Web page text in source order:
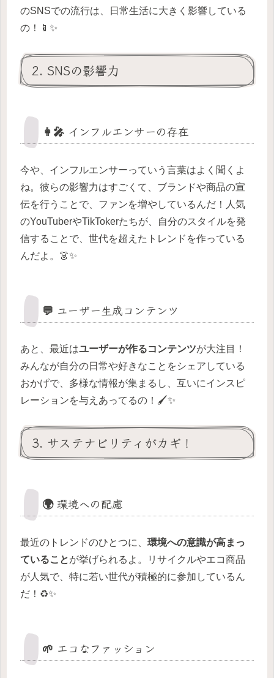
のSNSでの流行は、日常生活に大きく影響している
の！📱✨
2. SNSの影響力
👩‍🎤 インフルエンサーの存在
今や、インフルエンサーっていう言葉はよく聞くよ
ね。彼らの影響力はすごくて、ブランドや商品の宣
伝を行うことで、ファンを増やしているんだ！人気
のYouTuberやTikTokerたちが、自分のスタイルを発
信することで、世代を超えたトレンドを作っている
んだよ。👗✨
💬 ユーザー生成コンテンツ
あと、最近はユーザーが作るコンテンツが大注目！
みんなが自分の日常や好きなことをシェアしている
おかげで、多様な情報が集まるし、互いにインスピ
レーションを与えあってるの！🖌️✨
3. サステナビリティがカギ！
🌍 環境への配慮
最近のトレンドのひとつに、 環境への意識が高まっ
ていることが挙げられるよ。リサイクルやエコ商品
が人気で、特に若い世代が積極的に参加しているん
だ！♻️✨
🌱 エコなファッション